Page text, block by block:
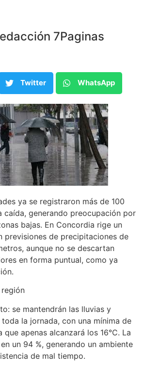
7Paginas
Twitter WhatsApp
ya se registraron más de 100
caída, generando preocupación por
bajas. En Concordia rige un
previsiones de precipitaciones de
aunque no se descartan
en forma puntual, como ya
se mantendrán las lluvias y
la jornada, con una mínima de
que apenas alcanzará los 16°C. La
un 94 %, generando un ambiente
de mal tiempo.